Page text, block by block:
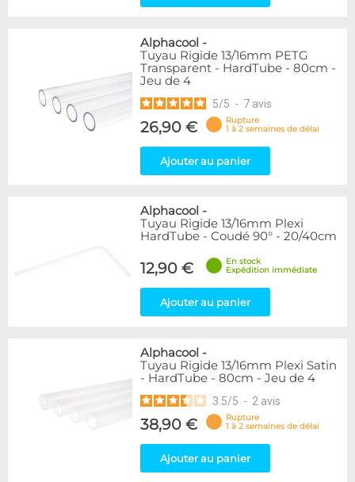
Alphacool -
Tuyau Rigide 13/16mm PETG
Transparent - HardTube - 80cm -
Jeu de 4
5/5 - 7 avis
26,90 €
Rupture
1 à 2 semaines de délai
Ajouter au panier
Alphacool -
Tuyau Rigide 13/16mm Plexi
HardTube - Coudé 90° - 20/40cm
12,90 €
En stock
Expédition immédiate
Ajouter au panier
Alphacool -
Tuyau Rigide 13/16mm Plexi Satin
- HardTube - 80cm - Jeu de 4
3.5/5 - 2 avis
38,90 €
Rupture
1 à 2 semaines de délai
Ajouter au panier